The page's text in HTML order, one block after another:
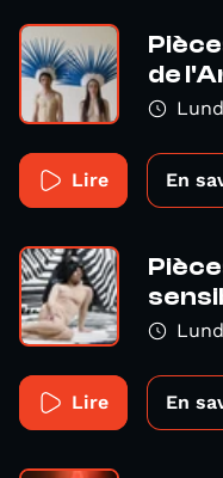
de
Lire En
Lire En